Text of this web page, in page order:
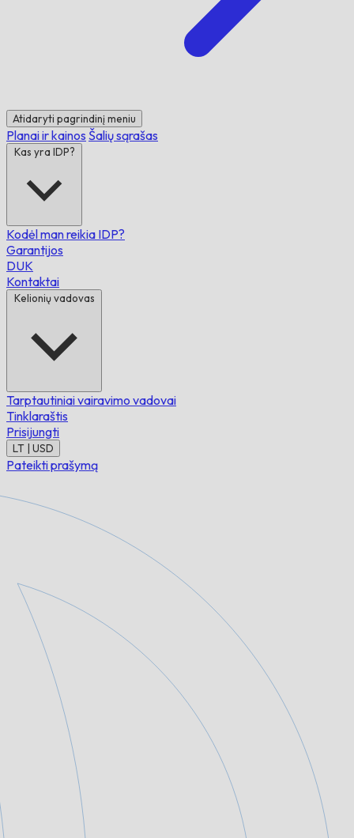
Atidaryti pagrindinį meniu
Planai ir kainos Šalių sąrašas
Kas yra IDP?
Kodėl man reikia IDP?
Garantijos
DUK
Kontaktai
Kelionių vadovas
Tarptautiniai vairavimo vadovai
Tinklaraštis
Prisijungti
LT | USD
Pateikti prašymą